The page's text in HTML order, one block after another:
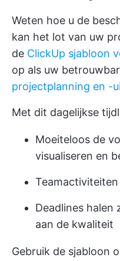
Weten hoe u de
kan het lot van uw
de ClickUp sjabloon
op als uw
projectplanning en -
Met dit dagelijkse
Moeiteloos de
visualiseren en
Deadlines halen
aan de kwaliteit
Gebruik de sjabloon